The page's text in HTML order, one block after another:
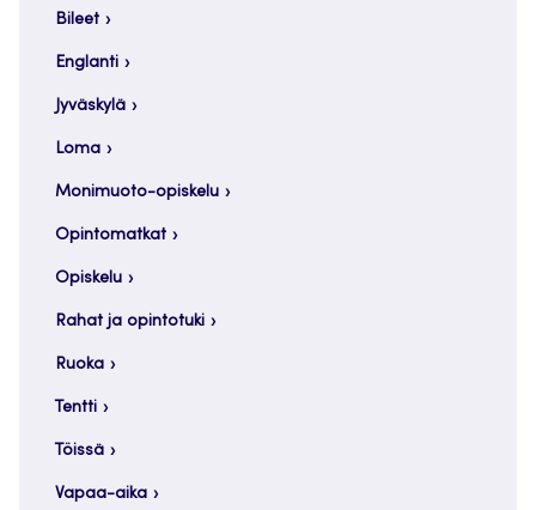
Bileet
Englanti
Jyväskylä
Loma
Monimuoto-opiskelu
Opintomatkat
Opiskelu
Rahat ja opintotuki
Ruoka
Tentti
Töissä
Vapaa-aika